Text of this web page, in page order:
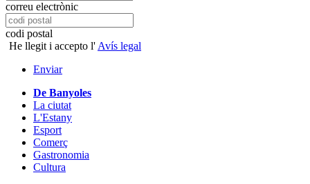
correu electrònic
codi postal
He llegit i accepto l' Avís legal
Enviar
De Banyoles
La ciutat
L'Estany
Esport
Comerç
Gastronomia
Cultura